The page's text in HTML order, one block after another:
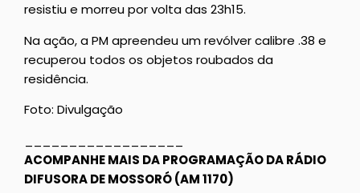
resistiu e morreu por volta das 23h15.
Na ação, a PM apreendeu um revólver calibre .38 e
recuperou todos os objetos roubados da
residência.
Foto: Divulgação
ACOMPANHE MAIS DA PROGRAMAÇÃO DA RÁDIO
DIFUSORA DE MOSSORÓ (AM 1170)